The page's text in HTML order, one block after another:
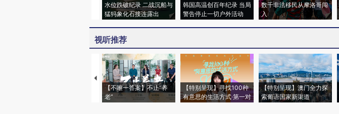
水位跌破纪录 二战沉船与
猛犸象化石接连露出
韩国高温创百年纪录 当局
警告停止一切户外活动
数千非法移民从摩洛哥闯
入
视听推荐
【不唯一答案】不止“养
老”
【特别呈现】寻找100种
有意思的生活方式·第一对
【特别呈现】澳门全力探
索葡语国家新渠道